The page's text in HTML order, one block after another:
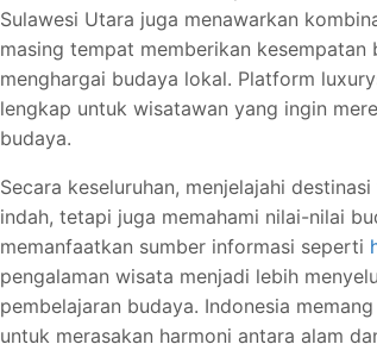
Sulawesi Utara juga menawarkan
masing tempat memberikan
menghargai budaya lokal. Platform
lengkap untuk wisatawan yang ingin
budaya.
Secara keseluruhan, menjelajahi
indah, tetapi juga memahami nilai-nilai
memanfaatkan sumber informasi seperti
pengalaman wisata menjadi lebih
pembelajaran budaya. Indonesia
untuk merasakan harmoni antara alam